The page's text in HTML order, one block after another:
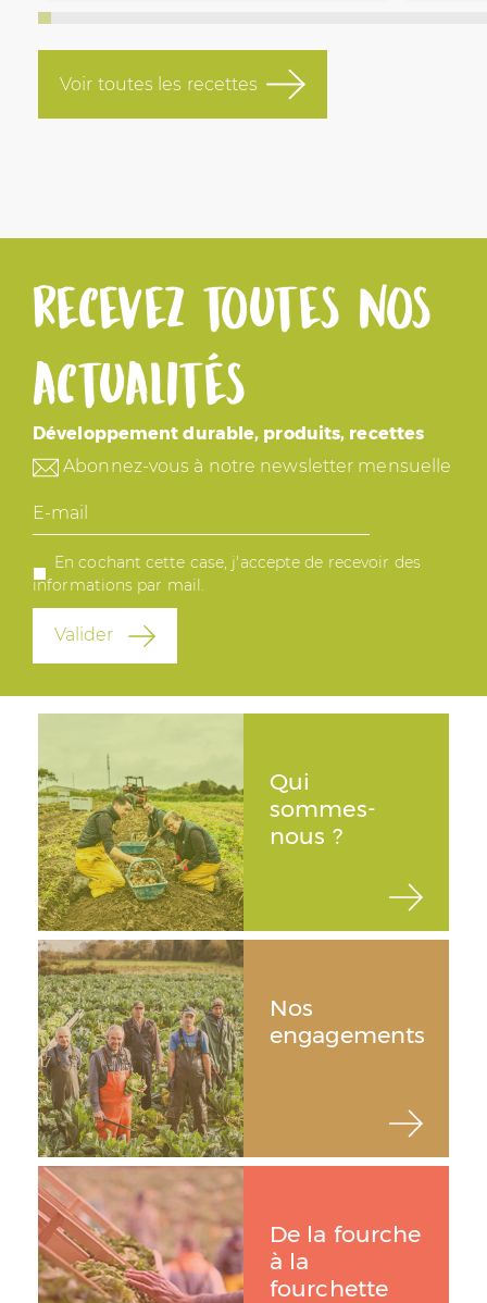
Voir toutes les recettes
Recevez toutes nos
actualités
Développement durable, produits, recettes
Abonnez-vous à notre newsletter mensuelle
E-
mail
En cochant cette case, j'accepte de recevoir des
informations par mail.
Valider
Qui
sommes-
nous ?
Nos
engagements
De la fourche
à la
fourchette